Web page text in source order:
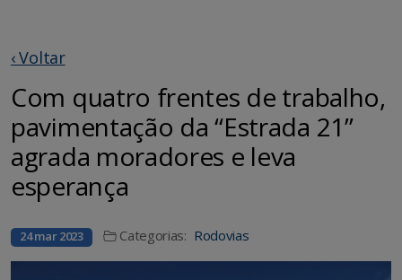
‹ Voltar
Com quatro frentes de trabalho,
pavimentação da “Estrada 21”
agrada moradores e leva
esperança
24 mar 2023 Categorias: Rodovias